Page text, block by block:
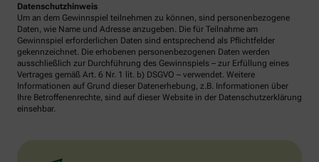
Datenschutzhinweis
Um an dem Gewinnspiel teilnehmen zu können, sind personenbezogene
Daten, wie Name und Adresse anzugeben. Die für Teilnahme am
Gewinnspiel erforderlichen Daten sind entsprechend als Pflichtfelder
gekennzeichnet. Die erhobenen personenbezogenen Daten werden
ausschließlich zur Durchführung des Gewinnspiels – zur Erfüllung eines
Vertrages gemäß Art. 6 Nr. 1 lit. b) DSGVO – verwendet. Weitere
Informationen auf Grund dieser Datenerhebung, z.B. Informationen über
Ihre Betroffenenrechte, sind auf dieser Website in der Datenschutzerklärung
einsehbar.